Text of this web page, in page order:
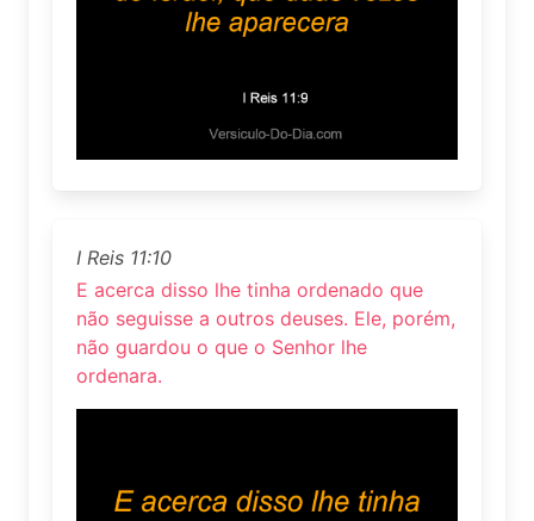
I Reis 11:10
E acerca disso lhe tinha ordenado que
não seguisse a outros deuses. Ele, porém,
não guardou o que o Senhor lhe
ordenara.